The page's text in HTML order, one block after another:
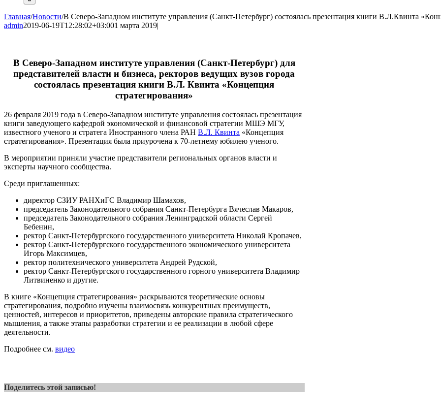
Главная/Новости/В Северо-Западном институте управления (Санкт-Петербург) состоялась презентация книги В.Л.Квинта
admin2019-06-19T12:28:02+03:001 марта 2019|
В Северо-Западном институте управления (Санкт-Петербург) для
представителей власти и бизнеса, ректоров ведущих вузов города
состоялась презентация книги В.Л. Квинта «Концепция
стратегирования»
26 февраля 2019 года в Северо-Западном институте управления состоялась презентация
книги заведующего кафедрой экономической и финансовой стратегии МШЭ МГУ,
известного ученого и стратега Иностранного члена РАН В.Л. Квинта «Концепция
стратегирования». Презентация была приурочена к 70-летнему юбилею ученого.
В мероприятии приняли участие представители региональных органов власти и
эксперты научного сообщества.
Среди приглашенных:
директор СЗИУ РАНХиГС Владимир Шамахов,
председатель Законодательного собрания Санкт-Петербурга Вячеслав Макаров,
председатель Законодательного собрания Ленинградской области Сергей
Бебенин,
ректор Санкт-Петербургского государственного университета Николай Кропачев,
ректор Санкт-Петербургского государственного экономического университета
Игорь Максимцев,
ректор политехнического университета Андрей Рудской,
ректор Санкт-Петербургского государственного горного университета Владимир
Литвиненко и другие.
В книге «Концепция стратегирования» раскрываются теоретические основы
стратегирования, подробно изучены взаимосвязь конкурентных преимуществ,
ценностей, интересов и приоритетов, приведены авторские правила стратегического
мышления, а также этапы разработки стратегии и ее реализации в любой сфере
деятельности.
Подробнее см. видео
Поделитесь этой записью!